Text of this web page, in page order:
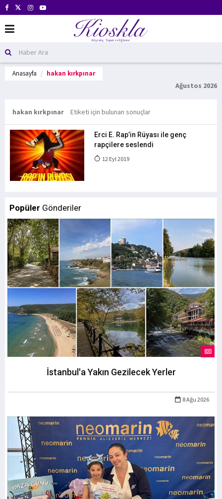
Anasayfa hakan kırkpınar
Ağustos 2026
hakan kırkpınar Etiketi için bulunan sonuçlar
Erci E. Rap’in Rüyası ile genç
rapçilere seslendi
12 Eyl 2019
Popüler Gönderiler
İstanbul'a Yakın Gezilecek Yerler
8 Ağu 2026